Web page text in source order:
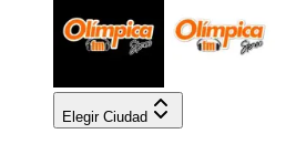
Elegir Ciudad